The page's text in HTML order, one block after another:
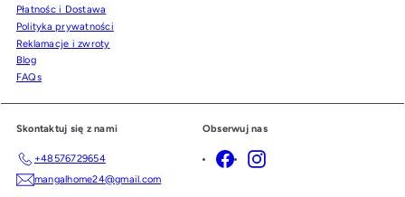
Płatnośc i Dostawa
Polityka prywatności
Reklamacje i zwroty
Blog
FAQs
Skontaktuj się z nami
+48576729654
mangalhome24@gmail.com
Obserwuj nas
FacebookInstagram